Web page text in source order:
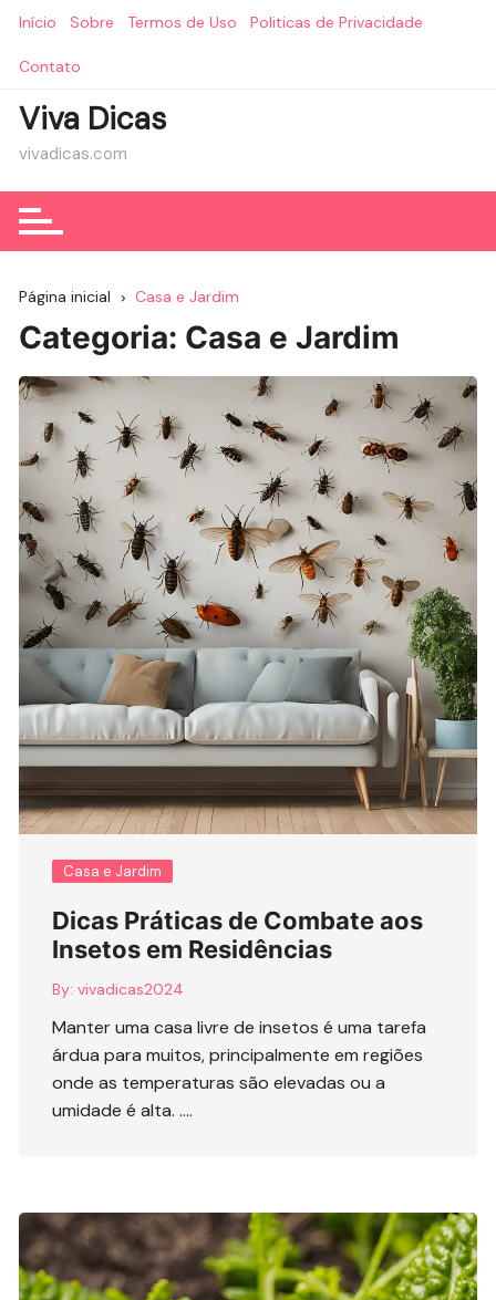
Início Sobre Termos de Uso Politicas de Privacidade
Contato
Viva Dicas
vivadicas.com
Página inicial Casa e Jardim
Categoria: Casa e Jardim
Casa e Jardim
Dicas Práticas de Combate aos
Insetos em Residências
By: vivadicas2024
Manter uma casa livre de insetos é uma tarefa
árdua para muitos, principalmente em regiões
onde as temperaturas são elevadas ou a
umidade é alta. ….